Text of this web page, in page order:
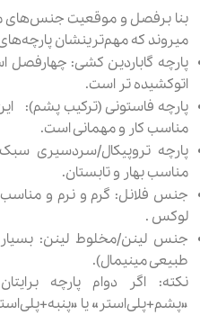
بنا برفصل و موقعیت جنس‌های
میروند که مهم‌ترینشان
پارچه گاباردین کشی: چهارفصل
اتوکشیده تر است.
پارچه فاستونی (ترکیب پشم):
مناسب کار و مهمانی است.
پارچه تروپیکال/سردسیری
مناسب بهار و تابستان.
جنس فلانل: گرم و نرم و مناسب
لوکس .
جنس لینن/مخلوط لینن:
طبیعی مینیمال).
نکته: اگر دوام پارچه
«پشم+پلی‌استر» یا